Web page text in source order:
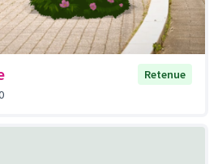
Retenue